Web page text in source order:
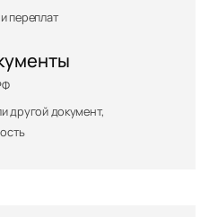
переплат
другой документ,